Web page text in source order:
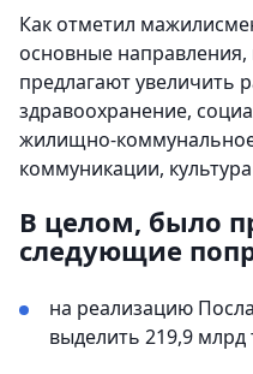
Как отметил
основные
предлагают увеличить
здравоохранение,
жилищно-коммунальное
коммуникации,
В целом, было
следующие
на реализацию
выделить 219,9 млрд